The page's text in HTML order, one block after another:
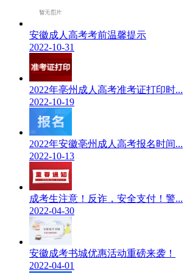
安徽成人高考考前温馨提示
2022-10-31
2022年亳州成人高考准考证打印时...
2022-10-19
2022年安徽亳州成人高考报名时间...
2022-10-13
成考生注意！反诈，安全支付！警...
2022-04-30
安徽成考书城优惠活动重磅来袭！
2022-04-01